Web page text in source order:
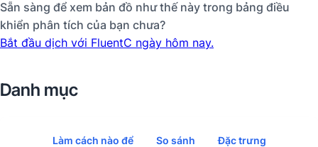
Sẵn sàng để xem bản đồ như thế này trong bảng điều
khiển phân tích của bạn chưa?
Bắt đầu dịch với FluentC ngày hôm nay.
Danh mục
Làm cách nào để So sánh
Đặc trưng